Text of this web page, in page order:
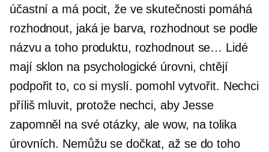
účastní a má pocit, že ve skutečnosti pomáhá
rozhodnout, jaká je barva, rozhodnout se podle
názvu a toho produktu, rozhodnout se… Lidé
mají sklon na psychologické úrovni, chtějí
podpořit to, co si myslí. pomohl vytvořit. Nechci
příliš mluvit, protože nechci, aby Jesse
zapomněl na své otázky, ale wow, na tolika
úrovních. Nemůžu se dočkat, až se do toho